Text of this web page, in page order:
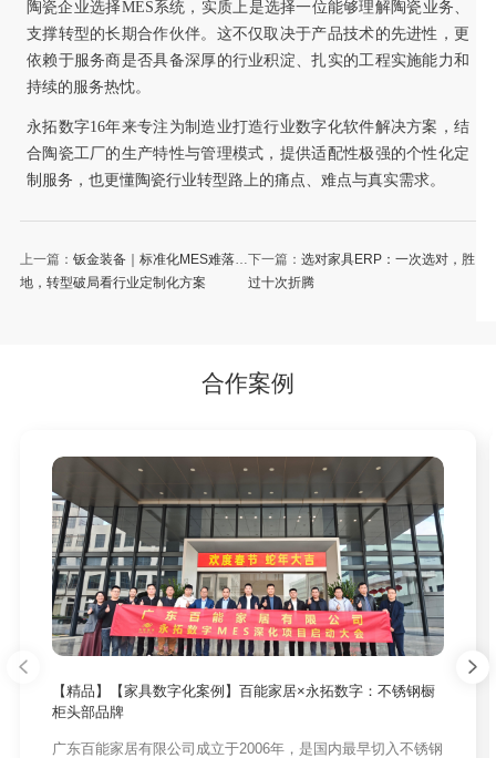
陶瓷企业选择MES系统，实质上是选择一位能够理解陶瓷业务、
支撑转型的长期合作伙伴。这不仅取决于产品技术的先进性，更
依赖于服务商是否具备深厚的行业积淀、扎实的工程实施能力和
持续的服务热忱。
永拓数字16年来专注为制造业打造行业数字化软件解决方案，结
合陶瓷工厂的生产特性与管理模式，提供适配性极强的个性化定
制服务，也更懂陶瓷行业转型路上的痛点、难点与真实需求。
上一篇： 钣金装备｜标准化MES难落
地，转型破局看行业定制化方案
下一篇： 选对家具ERP：一次选对，胜
过十次折腾
合作案例
【精品】【家具数字化案例】百能家居×永拓数字：不锈钢橱
柜头部品牌
广东百能家居有限公司成立于2006年，是国内最早切入不锈钢